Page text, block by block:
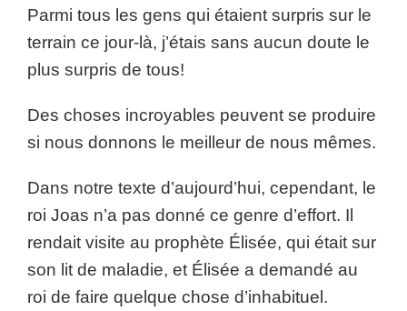
Parmi tous les gens qui étaient surpris sur le
terrain ce jour-là, j’étais sans aucun doute le
plus surpris de tous!
Des choses incroyables peuvent se produire
si nous donnons le meilleur de nous mêmes.
Dans notre texte d’aujourd’hui, cependant, le
roi Joas n’a pas donné ce genre d’effort. Il
rendait visite au prophète Élisée, qui était sur
son lit de maladie, et Élisée a demandé au
roi de faire quelque chose d’inhabituel.